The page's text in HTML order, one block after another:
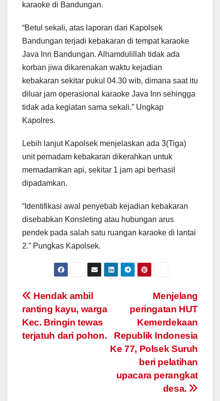
karaoke di Bandungan.
“Betul sekali, atas laporan dari Kapolsek
Bandungan terjadi kebakaran di tempat karaoke
Java Inn Bandungan. Alhamdulillah tidak ada
korban jiwa dikarenakan waktu kejadian
kebakaran sekitar pukul 04.30 wib, dimana saat itu
diluar jam operasional karaoke Java Inn sehingga
tidak ada kegiatan sama sekali.” Ungkap
Kapolres.
Lebih lanjut Kapolsek menjelaskan ada 3(Tiga)
unit pemadam kebakaran dikerahkan untuk
memadamkan api, sekitar 1 jam api berhasil
dipadamkan.
“Identifikasi awal penyebab kejadian kebakaran
disebabkan Konsleting atau hubungan arus
pendek pada salah satu ruangan karaoke di lantai
2.” Pungkas Kapolsek.
Post
navigation
Menjelang
peringatan HUT
Kemerdekaan
Republik Indonesia
Ke 77, Polsek Suruh
beri pelatihan
upacara perangkat
desa.
Hendak ambil
ranting kayu, warga
Kec. Bringin tewas
terjatuh dari pohon.